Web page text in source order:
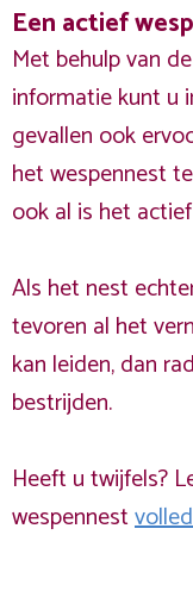
Een actief
Met behulp van
informatie kunt u
gevallen ook
het wespennest
ook al is het
Als het nest
tevoren al het
kan leiden, dan
bestrijden.
Heeft u twijfels?
wespennest